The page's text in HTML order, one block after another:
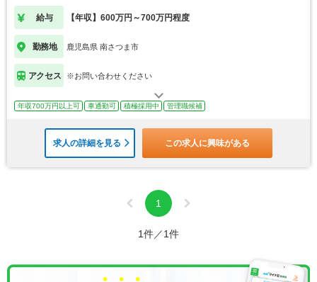
給与 【年収】600万円～700万円程度
勤務地 鹿児島県 南さつま市
アクセス ※お問い合わせください
年収700万円以上可 車通勤可 積極採用中 管理職候補
求人の詳細を見る この求人に興味がある
1
1件／1件